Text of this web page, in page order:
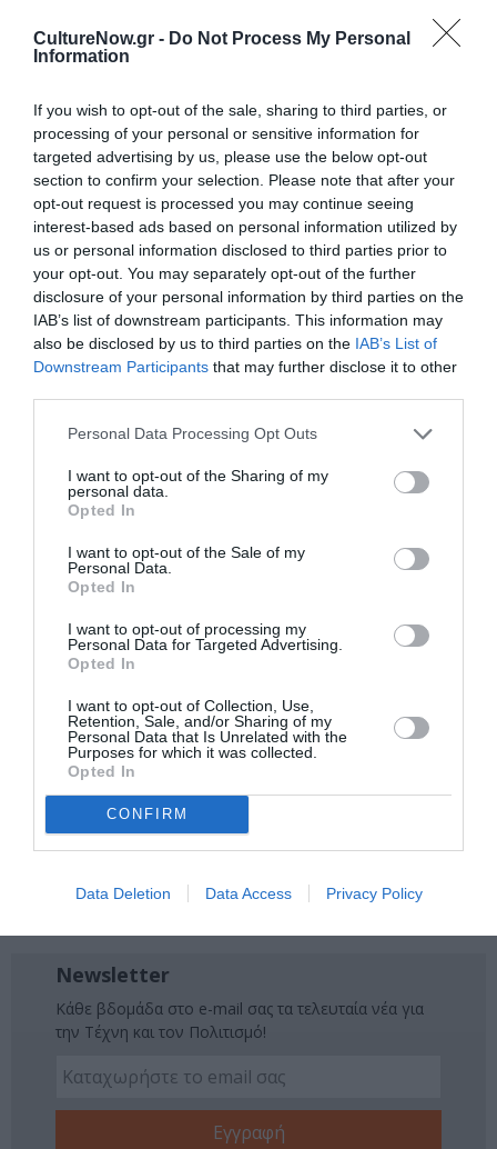
CultureNow.gr - Do Not Process My Personal
Information
If you wish to opt-out of the sale, sharing to third parties, or
processing of your personal or sensitive information for
targeted advertising by us, please use the below opt-out
section to confirm your selection. Please note that after your
opt-out request is processed you may continue seeing
interest-based ads based on personal information utilized by
us or personal information disclosed to third parties prior to
your opt-out. You may separately opt-out of the further
disclosure of your personal information by third parties on the
IAB’s list of downstream participants. This information may
also be disclosed by us to third parties on the IAB’s List of
Downstream Participants that may further disclose it to other
Personal Data Processing Opt Outs
I want to opt-out of the Sharing of my
personal data.
Opted In
I want to opt-out of the Sale of my
Personal Data.
Opted In
I want to opt-out of processing my
Personal Data for Targeted Advertising.
Opted In
I want to opt-out of Collection, Use,
Retention, Sale, and/or Sharing of my
Personal Data that Is Unrelated with the
Purposes for which it was collected.
Opted In
CONFIRM
Data Deletion Data Access Privacy Policy
είναι ένα εξαιρετικά καλογραμμένο βιβλίο,
που δεν στερείται δράσης και αγωνίας, από την πρώτη
συγγραφέα, άκρως ρεαλιστικές και άγριες, συνθέτουν
ένα αποκρουστικό και εφιαλτικό σκηνικό μιας
δυστοπικής κοινωνίας που κανείς δεν ξέρει πως
ακριβώς εξελίχθηκε κατ’ αυτόν τον τρόπο. Ένας αγώνας
επιβίωσης αλλά και μιας βαθύτερης εσωτερικής
επιθυμίας, εκείνης του να μην ξεχάσεις ποτέ ποιος
είσαι, από που προέρχεσαι και τι πρέπει να κάνεις. Μια
καθημερινή μάχη, όχι μόνο με το ίδιο το σύστημα, αλλά
με τον ίδιο σου τον εαυτό και τις βαθύτερες επιθυμίες
σου που απειλούν κάθε ώρα και στιγμή να βγουν στην
επιφάνεια και να σε εκθέσουν με κίνδυνο την ίδια σου
τη ζωή. Νομίζετε πως έχετε διαβάσει κάθε πιθανή
λάθος, γιατί το συγκεκριμένο βιβλίο δεν προσφέρει
απλά κάτι το καινούργιο, κάτι το πρωτότυπο, αλλά έναν
συνδυασμό ειδών που σε προκαλεί να σκεφτείς και να
Το βιβλίο του Andrew Fukuda, Το Κυνήγι, κυκλοφορεί από
τις εκδόσεις Μεταίχμιο.
Ακολουθήστε το Culturenow.gr στοGoogle News
μάθετε πρώτοι όλες τις ειδήσεις
Δείτε όλα τατελευταία νέαγια την Τέχνη και τον
Πολιτισμό στοCulturenow.gr
Νέοι Διαγωνισμοί
Newsletter
Κάθε βδομάδα στο e-mail σας τα τελευταία νέα για
την Τέχνη και τον Πολιτισμό!